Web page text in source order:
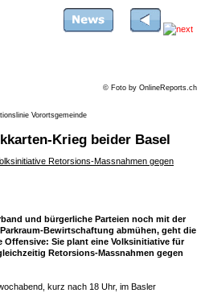
© Foto by OnlineReports.ch
Vorortsgemeinde
Krieg beider Basel
Retorsions-Massnahmen gegen
und bürgerliche Parteien noch mit der
Bewirtschaftung abmühen, geht die
Offensive: Sie plant eine Volksinitiative für
Retorsions-Massnahmen gegen
kurz nach 18 Uhr, im Basler